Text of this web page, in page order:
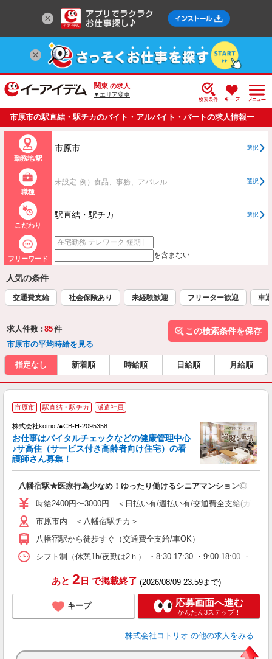
関東 の求人
▼エリア変更
市原市の駅直結・駅チカのバイト・アルバイト・パートの求人情報一
覧
勤務地/駅
市原市 選択
職種
未設定 例）食品、事務、アパレル 選択
こだわり
駅直結・駅チカ 選択
フリーワード を含まない
人気の条件
交通費支給 社会保険あり 未経験歓迎 フリーター歓迎 車
求人件数 : 85件
市原市の平均時給を見る
この検索条件を保存
指定なし 新着順 時給順 日給順 月給順
市原市 駅直結・駅チカ 派遣社員
株式会社kotrio /●CB-H-2095358
お仕事はバイタルチェックなどの健康管理中心
♪サ高住（サービス付き高齢者向け住宅）の看
護師さん募集！
八幡宿駅★医療行為少なめ！ゆったり働けるシニアマンション◎
時給2400円〜3000円 ＜日払い有/週払い有/交通費全支給(ガソリ
市原市内 ＜八幡宿駅チカ＞
八幡宿駅から徒歩すぐ（交通費全支給/車OK）
シフト制（休憩1h/夜勤は2ｈ） ・8:30-17:30 ・9:00-18:00 ・
あと 2 日 で掲載終了 (2026/08/09 23:59まで)
キープ 応募画面へ進む
かんたん3ステップ！
株式会社コトリオ の他の求人をみる